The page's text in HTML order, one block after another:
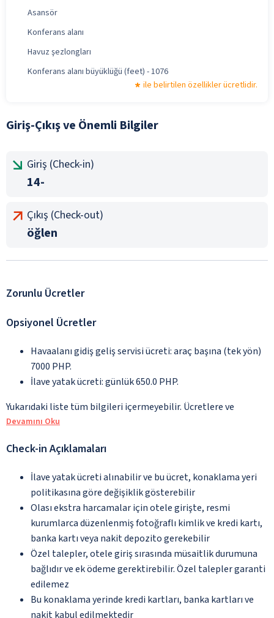
Asansör
Konferans alanı
Havuz şezlongları
Konferans alanı büyüklüğü (feet) - 1076
ile belirtilen özellikler ücretlidir.
Giriş-Çıkış ve Önemli Bilgiler
Giriş (Check-in)
14-
Çıkış (Check-out)
öğlen
Zorunlu Ücretler
Opsiyonel Ücretler
Havaalanı gidiş geliş servisi ücreti: araç başına (tek yön)
7000 PHP.
İlave yatak ücreti: günlük 650.0 PHP.
Yukarıdaki liste tüm bilgileri içermeyebilir. Ücretlere ve
Devamını Oku
Check-in Açıklamaları
İlave yatak ücreti alınabilir ve bu ücret, konaklama yeri
politikasına göre değişiklik gösterebilir
Olası ekstra harcamalar için otele girişte, resmi
kurumlarca düzenlenmiş fotoğraflı kimlik ve kredi kartı,
banka kartı veya nakit depozito gerekebilir
Özel talepler, otele giriş sırasında müsaitlik durumuna
bağlıdır ve ek ödeme gerektirebilir. Özel talepler garanti
edilemez
Bu konaklama yerinde kredi kartları, banka kartları ve
nakit kabul edilmektedir